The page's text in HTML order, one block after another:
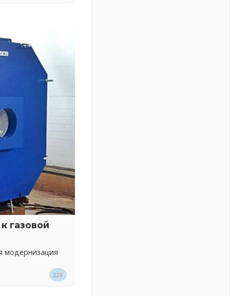
газовой
модернизация
223